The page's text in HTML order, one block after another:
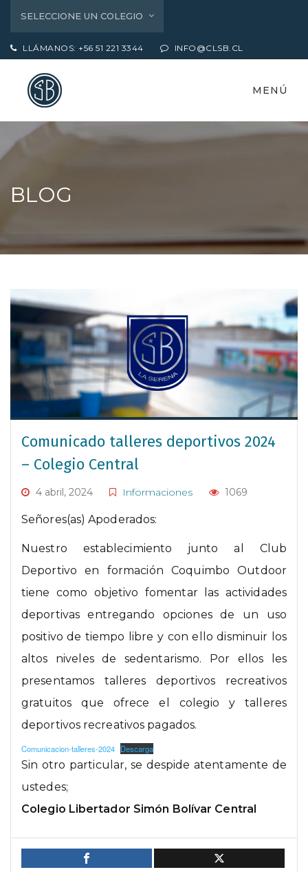
SELECCIONE UN COLEGIO
LLÁMANOS: +56 51 221 3344 INFO@CLSB.CL
MENÚ
BLOG
Comunicado talleres deportivos 2024
– Colegio Central
4 abril, 2024 Informaciones 1069
Señores(as) Apoderados:
Nuestro establecimiento junto al Club
Deportivo en formación Coquimbo Outdoor
tiene como objetivo fomentar las actividades
deportivas entregando opciones de un uso
positivo de tiempo libre y con ello disminuir los
altos niveles de sedentarismo. Por ellos les
presentamos talleres deportivos recreativos
gratuitos que ofrece el colegio y talleres
deportivos recreativos pagados.
Comunicacion-talleres-2024 Descarga
Sin otro particular, se despide atentamente de
ustedes;
Colegio Libertador Simón Bolívar Central